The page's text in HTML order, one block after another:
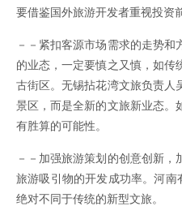
要借鉴国外旅游开发者重视投资
－－紧扣客源市场需求的走势
的业态，一定要慎之又慎，如传
古街区。无锡拈花湾文旅负责人
景区，而是全新的文旅新业态。
有胜算的可能性。
－－加强旅游策划的创意创新
旅游吸引物的开发成功率。河南
绝对不同于传统的新型文旅。